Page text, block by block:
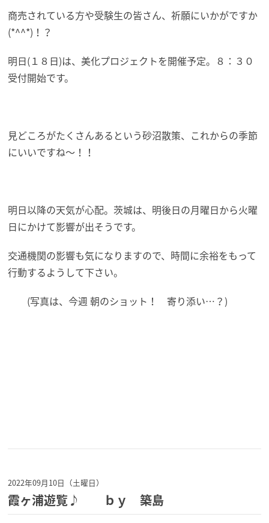
商売されている方や受験生の皆さん、祈願にいかがですか
(*^^*)！？
明日(１８日)は、美化プロジェクトを開催予定。８：３０
受付開始です。
見どころがたくさんあるという砂沼散策、これからの季節
にいいですね～！！
明日以降の天気が心配。茨城は、明後日の月曜日から火曜
日にかけて影響が出そうです。
交通機関の影響も気になりますので、時間に余裕をもって
行動するようして下さい。
(写真は、今週 朝のショット！ 寄り添い…？)
2022年09月10日（土曜日）
霞ヶ浦遊覧♪ ｂｙ 築島